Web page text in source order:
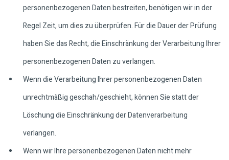
personenbezogenen Daten bestreiten, benötigen wir in der
Regel Zeit, um dies zu überprüfen. Für die Dauer der Prüfung
haben Sie das Recht, die Einschränkung der Verarbeitung Ihrer
personenbezogenen Daten zu verlangen.
Wenn die Verarbeitung Ihrer personenbezogenen Daten
unrechtmäßig geschah/geschieht, können Sie statt der
Löschung die Einschränkung der Datenverarbeitung
verlangen.
Wenn wir Ihre personenbezogenen Daten nicht mehr